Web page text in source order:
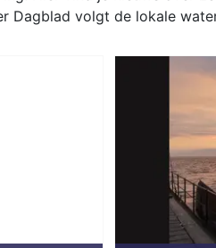
Dagblad volgt de lokale